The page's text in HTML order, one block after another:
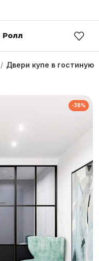
Ролл
Двери купе в гостиную
-38%